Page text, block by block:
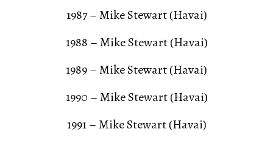
1987 – Mike Stewart (Havai)
1988 – Mike Stewart (Havai)
1989 – Mike Stewart (Havai)
1990 – Mike Stewart (Havai)
1991 – Mike Stewart (Havai)